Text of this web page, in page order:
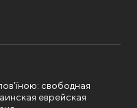
свободная
еврейская